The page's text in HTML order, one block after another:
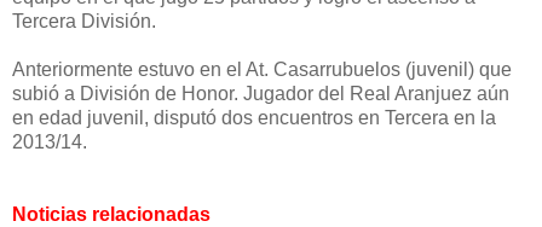
Tercera División.
Anteriormente estuvo en el At. Casarrubuelos (juvenil) que
subió a División de Honor. Jugador del Real Aranjuez aún
en edad juvenil, disputó dos encuentros en Tercera en la
2013/14.
Noticias relacionadas